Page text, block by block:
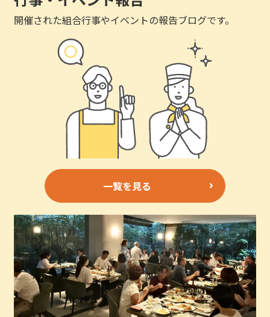
開催された組合行事やイベントの報告ブログです。
一覧を見る